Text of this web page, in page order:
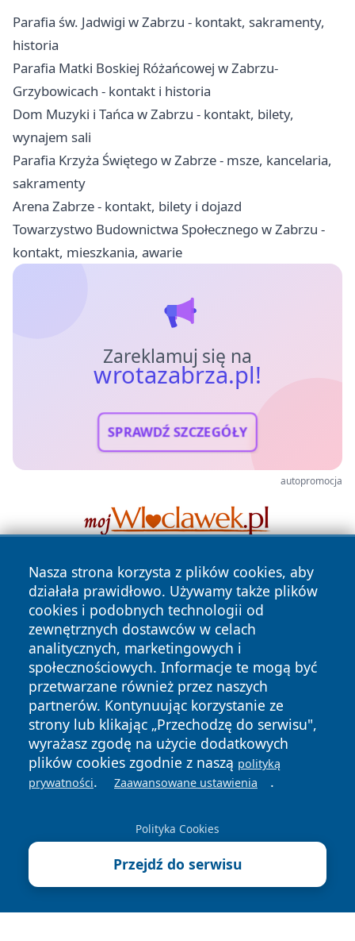
Parafia św. Jadwigi w Zabrzu - kontakt, sakramenty,
historia
Parafia Matki Boskiej Różańcowej w Zabrzu-
Grzybowicach - kontakt i historia
Dom Muzyki i Tańca w Zabrzu - kontakt, bilety,
wynajem sali
Parafia Krzyża Świętego w Zabrze - msze, kancelaria,
sakramenty
Arena Zabrze - kontakt, bilety i dojazd
Towarzystwo Budownictwa Społecznego w Zabrzu -
kontakt, mieszkania, awarie
Zareklamuj się na
wrotazabrza.pl!
SPRAWDŹ SZCZEGÓŁY
autopromocja
Nasza strona korzysta z plików cookies, aby
działała prawidłowo. Używamy także plików
cookies i podobnych technologii od
zewnętrznych dostawców w celach
analitycznych, marketingowych i
społecznościowych. Informacje te mogą być
przetwarzane również przez naszych
partnerów. Kontynuując korzystanie ze
strony lub klikając „Przechodzę do serwisu",
wyrażasz zgodę na użycie dodatkowych
plików cookies zgodnie z naszą polityką
prywatności. Zaawansowane ustawienia .
Polityka Cookies
Przejdź do serwisu
Copyright © 2026 wrotazabrza.pl Wszystkie prawa
zastrzeżone.
News Autorzy
Polityka
Prywatności
Polityka
Cookies